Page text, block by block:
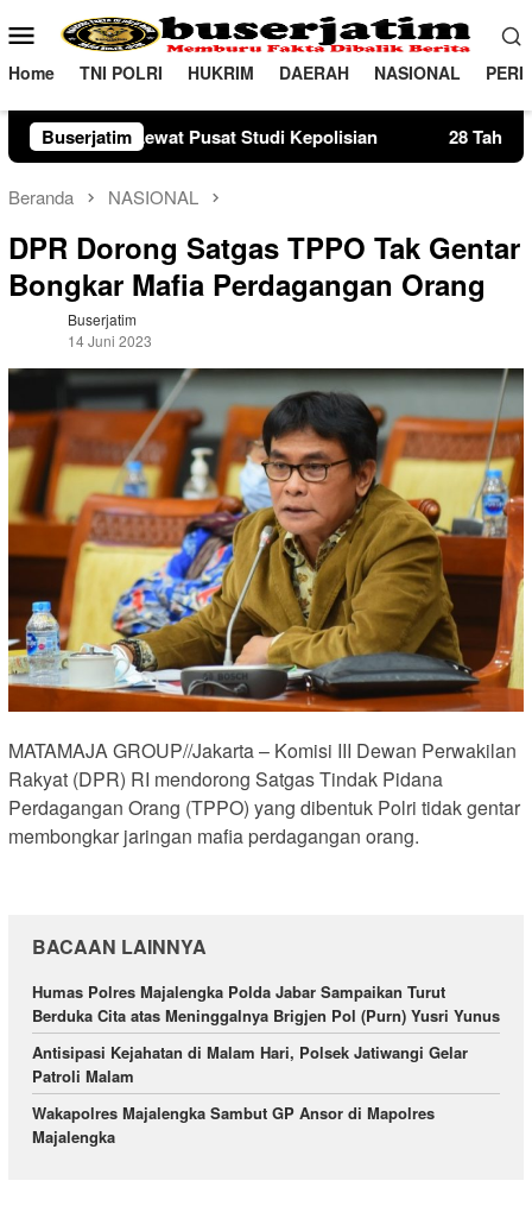
ke
konten
Menu
Mobile
Home TNI POLRI HUKRIM DAERAH NASIONAL
Buserjatim
Studi Kepolisian 28 Tahun Membina Rumah Tangga,
Beranda NASIONAL
DPR Dorong Satgas TPPO Tak Gentar
Bongkar Mafia Perdagangan Orang
Buserjatim
14 Juni 2023
MATAMAJA GROUP//Jakarta – Komisi III Dewan Perwakilan
Rakyat (DPR) RI mendorong Satgas Tindak Pidana
Perdagangan Orang (TPPO) yang dibentuk Polri tidak gentar
membongkar jaringan mafia perdagangan orang.
BACAAN LAINNYA
Humas Polres Majalengka Polda Jabar Sampaikan Turut
Berduka Cita atas Meninggalnya Brigjen Pol (Purn) Yusri Yunus
Antisipasi Kejahatan di Malam Hari, Polsek Jatiwangi Gelar
Patroli Malam
Wakapolres Majalengka Sambut GP Ansor di Mapolres
Majalengka